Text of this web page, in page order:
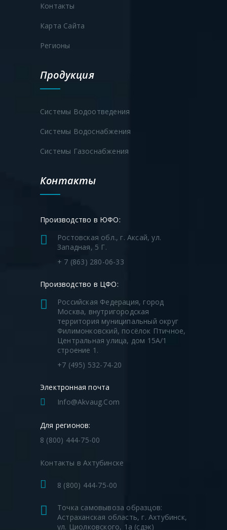
Контакты
Карта Сайта
Регионы
Продукция
Системы Водоотведения
Системы Водоснабжения
Системы Газоснабжения
Контакты
Производство в ЮФО:
Ростовская обл., г. Аксай, ул.
Западная, 5 Г.
+ 7 (863) 280-06-33
Производство в ЦФО:
Российская Федерация, город
Москва, внутригородская
территория муниципальный округ
Филимонковский, посёлок Птичное,
Центральная улица, дом 15А/1
строение 1.
+7 (495) 532-74-20
Электронная почта
Info@akvaug.com
Для регионов:
8 (800) 444-75-00
Контакты в Ахтубинске
8 (800) 444-75-00
Точка самовывоза образцов:
Астраханская область, г. Ахтубинск,
ул. Циолковского, 1а (сдэк)